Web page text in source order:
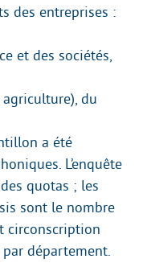
des entreprises :
et des sociétés,
agriculture), du
a été
L’enquête
quotas ; les
sont le nombre
circonscription
département.